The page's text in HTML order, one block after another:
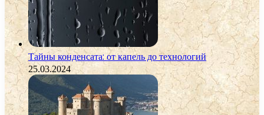
Тайны конденсата: от капель до технологий
25.03.2024